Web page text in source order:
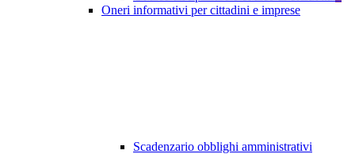
Oneri informativi per cittadini e imprese
Scadenzario obblighi amministrativi